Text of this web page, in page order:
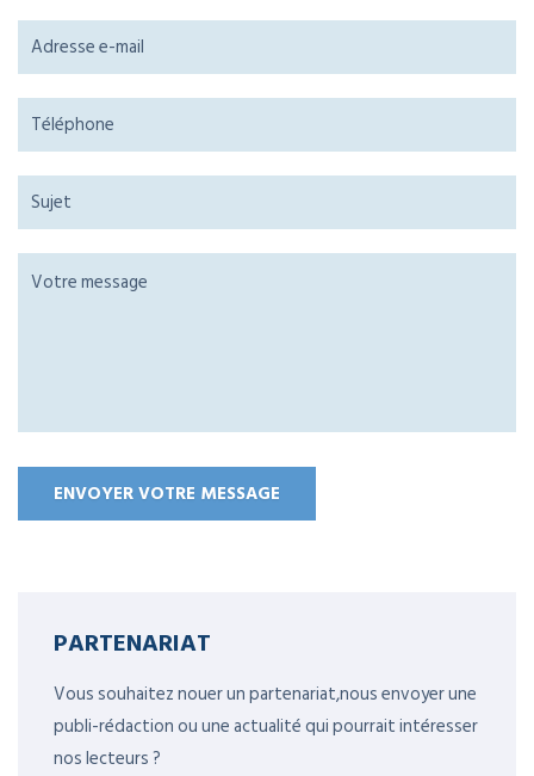
PARTENARIAT
Vous souhaitez nouer un partenariat,nous envoyer une
publi-rédaction ou une actualité qui pourrait intéresser
nos lecteurs ?